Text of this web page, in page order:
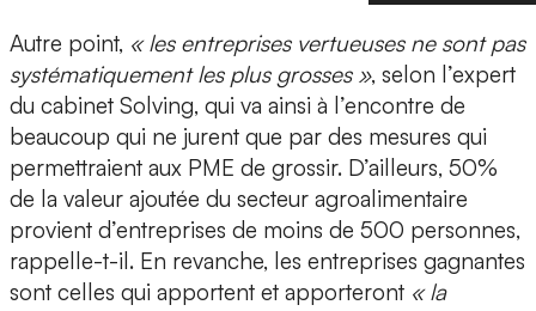
Autre point, « les entreprises vertueuses ne sont pas
systématiquement les plus grosses », selon l’expert
du cabinet Solving, qui va ainsi à l’encontre de
beaucoup qui ne jurent que par des mesures qui
permettraient aux PME de grossir. D’ailleurs, 50%
de la valeur ajoutée du secteur agroalimentaire
provient d’entreprises de moins de 500 personnes,
rappelle-t-il. En revanche, les entreprises gagnantes
sont celles qui apportent et apporteront « la